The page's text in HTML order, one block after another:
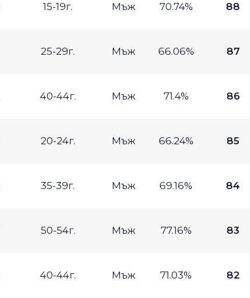
15-19г. Мъж 70.74% 88
25-29г. Мъж 66.06% 87
40-44г. Мъж 71.4% 86
20-24г. Мъж 66.24% 85
35-39г. Мъж 69.16% 84
50-54г. Мъж 77.16% 83
40-44г. Мъж 71.03% 82